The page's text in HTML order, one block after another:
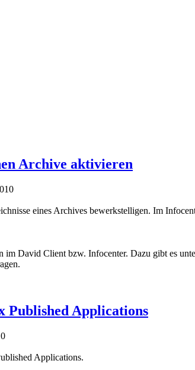
Archive aktivieren
eines Archives bewerkstelligen. Im
im David Client bzw. Infocenter. Dazu gibt es
Applications
Applications.